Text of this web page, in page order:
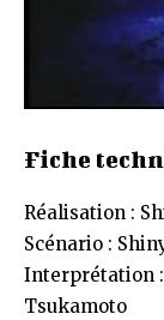
Fiche
Réalisation :
Scénario :
Interprétation
Tsukamoto